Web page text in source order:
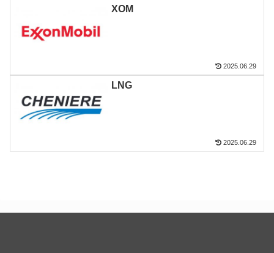
XOM
2025.06.29
LNG
2025.06.29